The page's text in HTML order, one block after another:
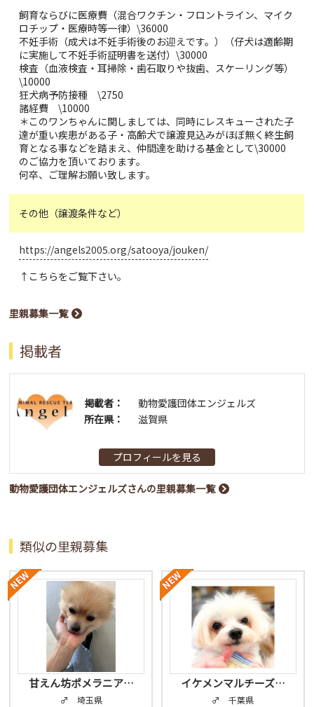
飼育ならびに医療費（混合ワクチン・フロントライン、マイク
ロチップ・医療時等一律）\36000
不妊手術（成犬は不妊手術後のお迎えです。）（仔犬は適齢期
に実施して不妊手術証明書を送付）\30000
検査（血液検査・耳掃除・歯石取りや抜歯、スケーリング等）
\10000
狂犬病予防接種 \2750
諸経費 \10000
＊このワンちゃんに関しましては、同時にレスキューされた子
達が重い疾患がある子・高齢犬で譲渡見込みがほぼ無く終生飼
育となる事などを踏まえ、仲間達を助ける基金として\30000
のご協力を頂いております。
何卒、ご理解お願い致します。
その他（譲渡条件など）
https://angels2005.org/satooya/jouken/
↑こちらをご覧下さい。
里親募集一覧
掲載者
掲載者：
動物愛護団体エンジェルズ
所在県：
滋賀県
プロフィールを見る
動物愛護団体エンジェルズさんの里親募集一覧
類似の里親募集
甘えん坊ポメラニア…
♂ 埼玉県
イケメンマルチーズ…
♂ 千葉県